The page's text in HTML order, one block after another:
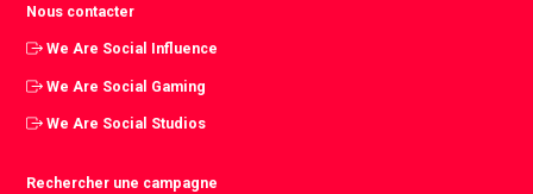
Nous contacter
We Are Social Influence
We Are Social Gaming
We Are Social Studios
Rechercher une campagne